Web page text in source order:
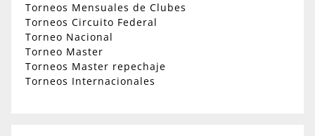
Torneos Mensuales de Clubes
Torneos Circuito Federal
Torneo Nacional
Torneo Master
Torneos Master repechaje
Torneos Internacionales